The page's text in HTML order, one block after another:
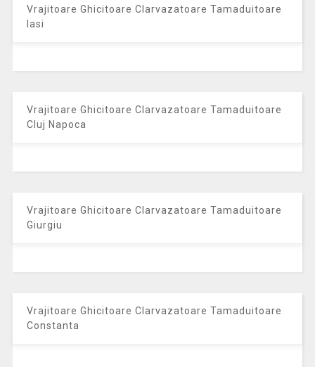
Vrajitoare Ghicitoare Clarvazatoare Tamaduitoare
Iasi
Vrajitoare Ghicitoare Clarvazatoare Tamaduitoare
Cluj Napoca
Vrajitoare Ghicitoare Clarvazatoare Tamaduitoare
Giurgiu
Vrajitoare Ghicitoare Clarvazatoare Tamaduitoare
Constanta